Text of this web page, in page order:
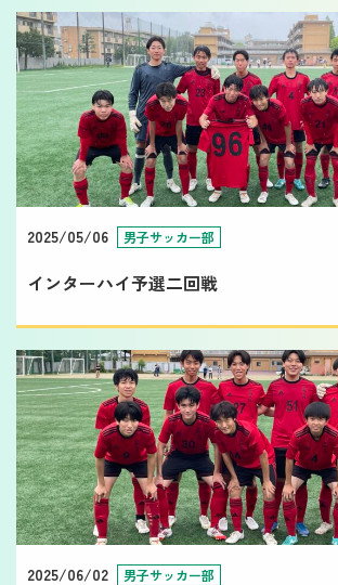
2025/05/06 男子サッカー部
インターハイ予選二回戦
2025/06/02 男子サッカー部